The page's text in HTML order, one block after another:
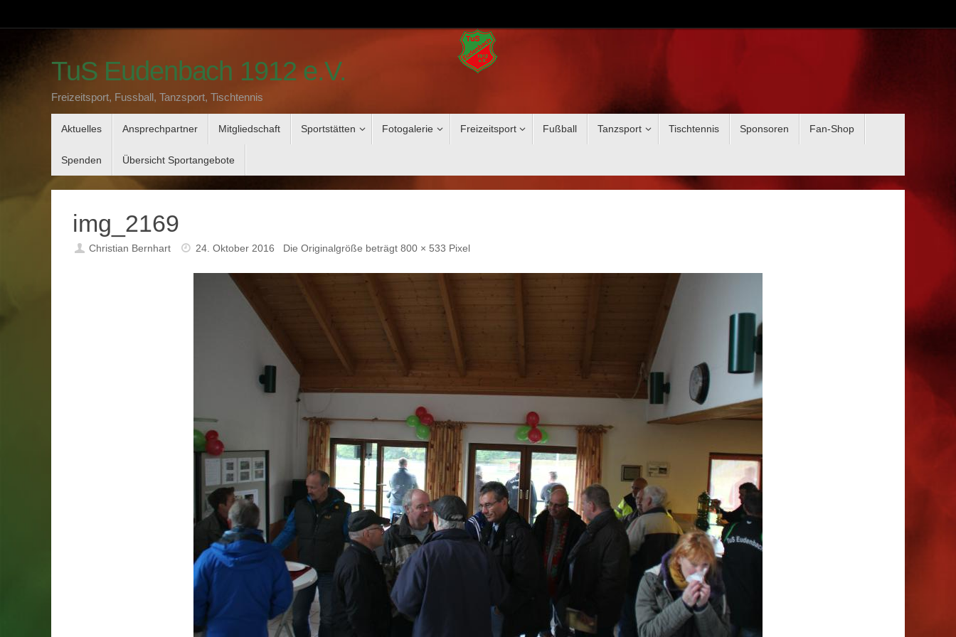
Inhalt
TuS Eudenbach 1912 e.V.
Freizeitsport, Fussball, Tanzsport, Tischtennis
Inhalt
Aktuelles Ansprechpartner Mitgliedschaft Sportstätten Fotogalerie Freizeitsport Fußball Tanzsport Tischtennis Sponsoren Fan-Shop
Spenden Übersicht Sportangebote
img_2169
Christian Bernhart 24. Oktober 2016 Die Originalgröße beträgt800 × 533 Pixel